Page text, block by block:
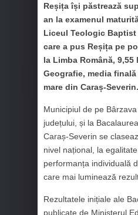
Reșița își păstrează
an la examenul
Liceul Teologic
care a pus Reșița pe
la Limba Română,
Geografie, media
mare din Caraș-Severin.
Municipiul de pe
județului, și la
Caraș-Severin se
nivel național, la
performanța individuală
care mai luminează
Rezultatele inițiale ale
publicate de Ministerul